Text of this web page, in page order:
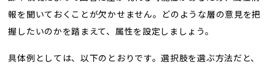
報を聞いておくことが欠かせません。どのような層の意見を把
握したいのかを踏まえて、属性を設定しましょう。
具体例としては、以下のとおりです。選択肢を選ぶ方法だと、